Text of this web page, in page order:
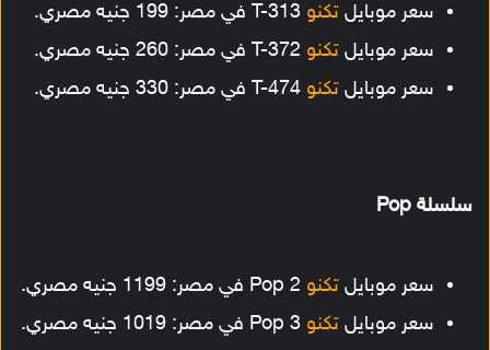
سعر موبايل تكنو
سعر موبايل تكنو
سعر موبايل تكنو
سلسلة Pop
سعر موبايل تكنو
سعر موبايل تكنو